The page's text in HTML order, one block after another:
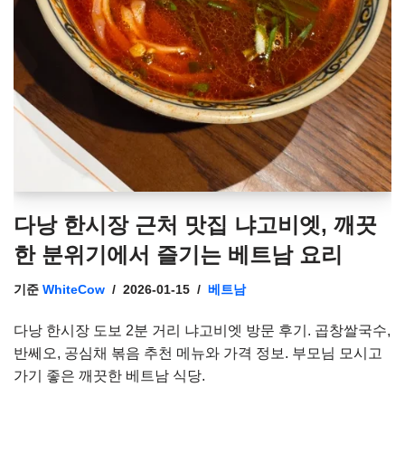
다낭 한시장 근처 맛집 냐고비엣, 깨끗
한 분위기에서 즐기는 베트남 요리
기준 WhiteCow 2026-01-15 베트남
다낭 한시장 도보 2분 거리 냐고비엣 방문 후기. 곱창쌀국수,
반쎄오, 공심채 볶음 추천 메뉴와 가격 정보. 부모님 모시고
가기 좋은 깨끗한 베트남 식당.